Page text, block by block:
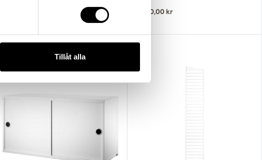
och annan information från din enhet
kan i sin tur kombinera informationen
Tillåt alla
1 380,00 kr